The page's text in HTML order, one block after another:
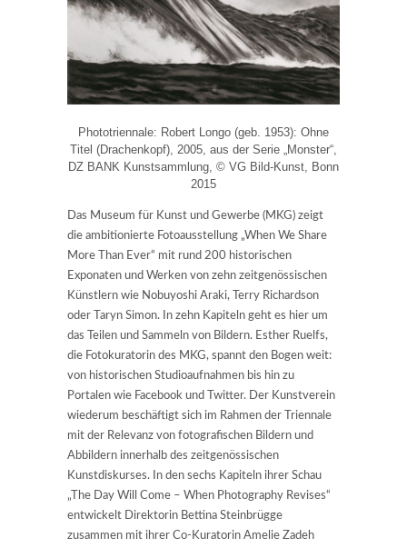
Phototriennale: Robert Longo (geb. 1953): Ohne
Titel (Drachenkopf), 2005, aus der Serie „Monster“,
DZ BANK Kunstsammlung, © VG Bild-Kunst, Bonn
2015
Das Museum für Kunst und Gewerbe (MKG) zeigt
die ambitionierte Fotoausstellung „When We Share
More Than Ever“ mit rund 200 historischen
Exponaten und Werken von zehn zeitgenössischen
Künstlern wie Nobuyoshi Araki, Terry Richardson
oder Taryn Simon. In zehn Kapiteln geht es hier um
das Teilen und Sammeln von Bildern. Esther Ruelfs,
die Fotokuratorin des MKG, spannt den Bogen weit:
von historischen Studioaufnahmen bis hin zu
Portalen wie Facebook und Twitter. Der Kunstverein
wiederum beschäftigt sich im Rahmen der Triennale
mit der Relevanz von fotografischen Bildern und
Abbildern innerhalb des zeitgenössischen
Kunstdiskurses. In den sechs Kapiteln ihrer Schau
„The Day Will Come – When Photography Revises“
entwickelt Direktorin Bettina Steinbrügge
zusammen mit ihrer Co-Kuratorin Amelie Zadeh